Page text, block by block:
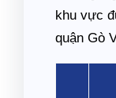
khu vực
quận Gò